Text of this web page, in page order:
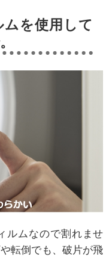
を使用して
ルムなので割れませ
転倒でも、破片が飛